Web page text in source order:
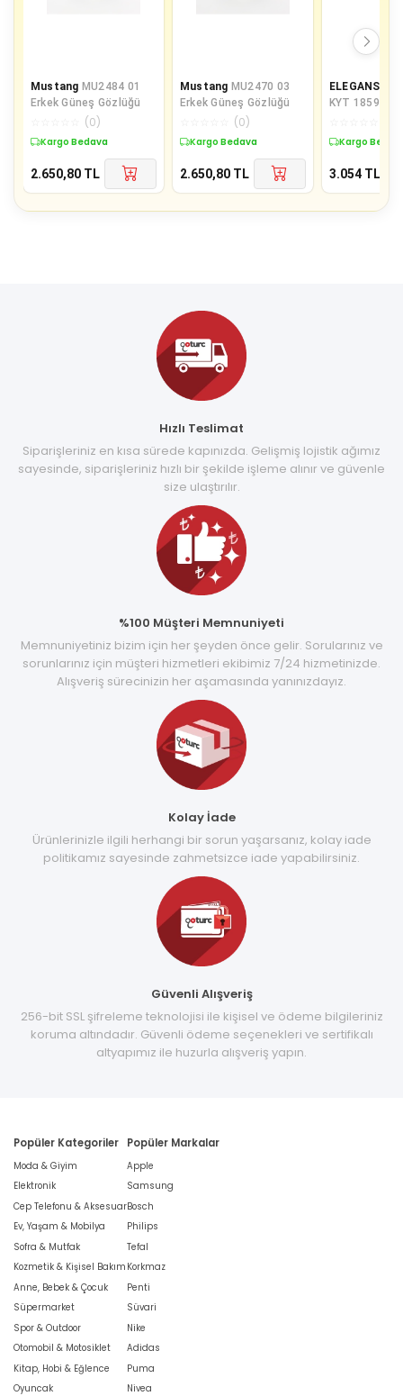
Mustang MU2484 01
Erkek Güneş Gözlüğü
(0)
Kargo Bedava
2.650,80 TL
Mustang MU2470 03
Erkek Güneş Gözlüğü
(0)
Kargo Bedava
2.650,80 TL
ELEGANS
KYT 1859 02
Kargo
3.054 TL
Hızlı Teslimat
Siparişleriniz en kısa sürede kapınızda. Gelişmiş lojistik ağımız
sayesinde, siparişleriniz hızlı bir şekilde işleme alınır ve güvenle
size ulaştırılır.
%100 Müşteri Memnuniyeti
Memnuniyetiniz bizim için her şeyden önce gelir. Sorularınız ve
sorunlarınız için müşteri hizmetleri ekibimiz 7/24 hizmetinizde.
Alışveriş sürecinizin her aşamasında yanınızdayız.
Kolay İade
Ürünlerinizle ilgili herhangi bir sorun yaşarsanız, kolay iade
politikamız sayesinde zahmetsizce iade yapabilirsiniz.
Güvenli Alışveriş
256-bit SSL şifreleme teknolojisi ile kişisel ve ödeme bilgileriniz
koruma altındadır. Güvenli ödeme seçenekleri ve sertifikalı
altyapımız ile huzurla alışveriş yapın.
Popüler Kategoriler
Moda & Giyim
Elektronik
Cep Telefonu & Aksesuar
Ev, Yaşam & Mobilya
Sofra & Mutfak
Kozmetik & Kişisel Bakım
Anne, Bebek & Çocuk
Süpermarket
Spor & Outdoor
Otomobil & Motosiklet
Kitap, Hobi & Eğlence
Oyuncak
Popüler Markalar
Apple
Samsung
Bosch
Philips
Tefal
Korkmaz
Penti
Süvari
Nike
Adidas
Puma
Nivea